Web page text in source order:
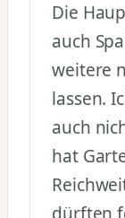
Die
auch
weitere
lassen.
auch
hat